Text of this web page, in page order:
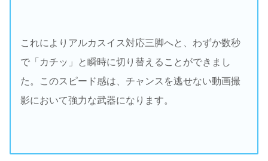
これによりアルカスイス対応三脚へと、わずか数秒
で「カチッ」と瞬時に切り替えることができまし
た。このスピード感は、チャンスを逃せない動画撮
影において強力な武器になります。